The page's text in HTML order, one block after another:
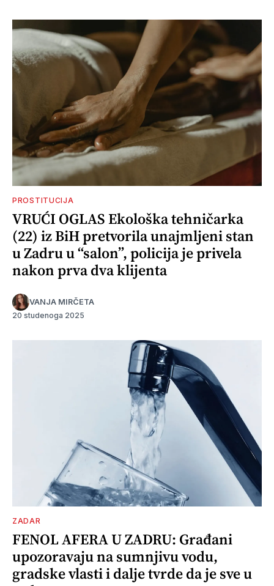
PROSTITUCIJA
VRUĆI OGLAS Ekološka tehničarka
(22) iz BiH pretvorila unajmljeni stan
u Zadru u “salon”, policija je privela
nakon prva dva klijenta
VANJA MIRČETA
20 studenoga 2025
ZADAR
FENOL AFERA U ZADRU: Građani
upozoravaju na sumnjivu vodu,
gradske vlasti i dalje tvrde da je sve u